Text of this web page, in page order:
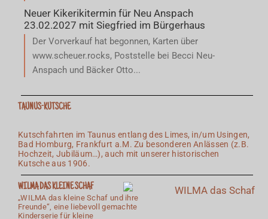
Neuer Kikerikitermin für Neu Anspach
23.02.2027 mit Siegfried im Bürgerhaus
Der Vorverkauf hat begonnen, Karten über
www.scheuer.rocks, Poststelle bei Becci Neu-
Anspach und Bäcker Otto...
TAUNUS-KUTSCHE
Kutschfahrten im Taunus entlang des Limes, in/um Usingen,
Bad Homburg, Frankfurt a.M. Zu besonderen Anlässen (z.B.
Hochzeit, Jubiläum…), auch mit unserer historischen
Kutsche aus 1906.
WILMA DAS KLEINE SCHAF
„WILMA das kleine Schaf und ihre
Freunde“, eine liebevoll gemachte
Kinderserie für kleine